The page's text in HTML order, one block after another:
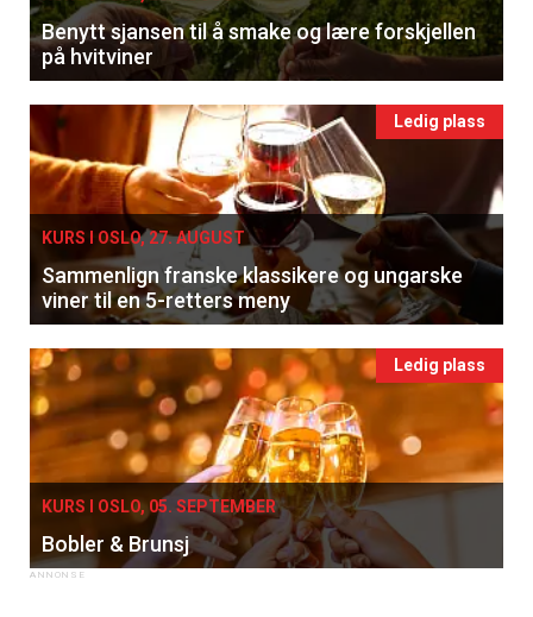
Benytt sjansen til å smake og lære forskjellen
på hvitviner
Ledig plass
KURS I OSLO, 27. AUGUST
Sammenlign franske klassikere og ungarske
viner til en 5-retters meny
Ledig plass
KURS I OSLO, 05. SEPTEMBER
Bobler & Brunsj